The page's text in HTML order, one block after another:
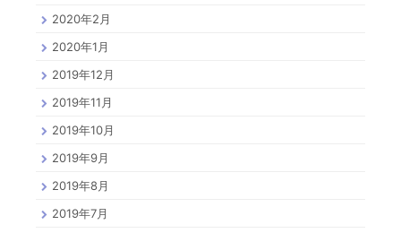
2020年2月
2020年1月
2019年12月
2019年11月
2019年10月
2019年9月
2019年8月
2019年7月